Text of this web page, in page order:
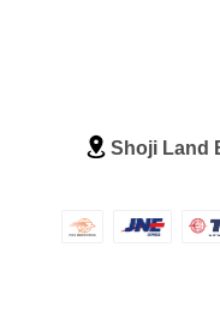
Shoji Land